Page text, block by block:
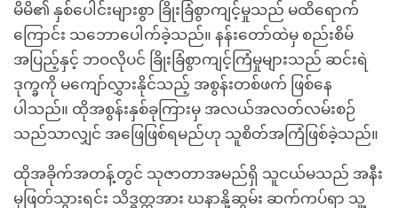
မိမိ၏ နှစ်ပေါင်းများစွာ ခြိုးခြံစွာကျင့်မှုသည် မထိရောက်
ကြောင်း သဘောပေါက်ခဲ့သည်။ နန်းတော်ထဲမှ စည်းစိမ်
အပြည့်နှင့် ဘဝလိုပင် ခြိုးခြံစွာကျင့်ကြံမှုများသည် ဆင်းရဲ
ဒုက္ခကို မကျော်လွှားနိုင်သည့် အစွန်းတစ်ဖက် ဖြစ်နေ
ပါသည်။ ထိုအစွန်းနှစ်ခုကြားမှ အလယ်အလတ်လမ်းစဉ်
သည်သာလျှင် အဖြေဖြစ်ရမည်ဟု သူစိတ်အကြံဖြစ်ခဲ့သည်။
ထိုအခိုက်အတန့်တွင် သုဇာတာအမည်ရှိ သူငယ်မသည် အနီး
မှဖြတ်သွားရင်း သိဒ္ဓတ္ထအား ဃနာနို့ဆွမ်း ဆက်ကပ်ရာ သူ့